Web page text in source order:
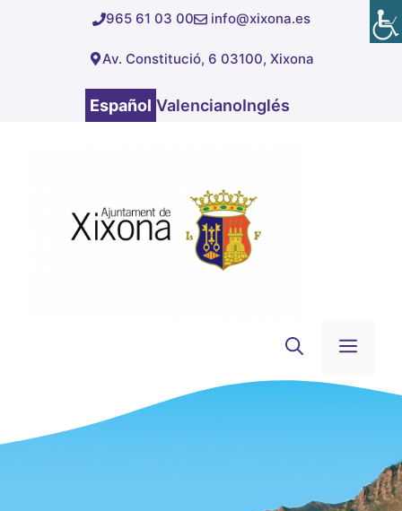
965 61 03 00 info@xixona.es
Av. Constitució, 6 03100, Xixona
Español ValencianoInglés